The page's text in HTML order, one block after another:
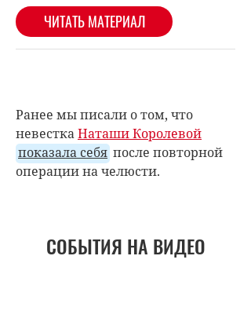
Ранее мы писали о том, что
невесткаНаташи Королевой
показала себя после повторной
операции на челюсти.
СОБЫТИЯ НА ВИДЕО